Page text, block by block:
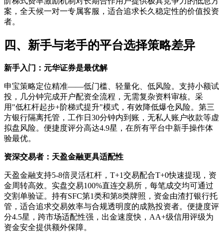
案，全天候一对一专属客服，适合追求长久稳定性的价值投资
者。
四、新手与老手的平台选择策略差异
新手入门：元华证券是最优解
申宝策略定位精准——低门槛、轻量化、低风险。支持小额试
投，几分钟完成开户配资全流程，无需复杂资料审核。采
用"低杠杆起步+阶梯式提升"模式，有效降低爆仓风险。第三
方银行隔离托管，工作日30分钟内到账，无私人账户收款等虚
拟盘风险。便捷度评分高达4.9星，在所有平台中新手操作体
验最优。
资深交易者：天盈金融更具适配性
天盈金融支持5-8倍灵活杠杆，T+1交易配合T+0快速提现，资
金周转高效。实盘交易100%直连交易所，每笔成交均可通过
交割单验证。持有SFC第1类和第8类牌照，资金由渣打银行托
管，适合追求交易效率与合规透明度的成熟投资者。便捷度评
分4.5星，跨市场适配性强，出金速度快，AA+级信用评级为
资金安全提供额外保障。